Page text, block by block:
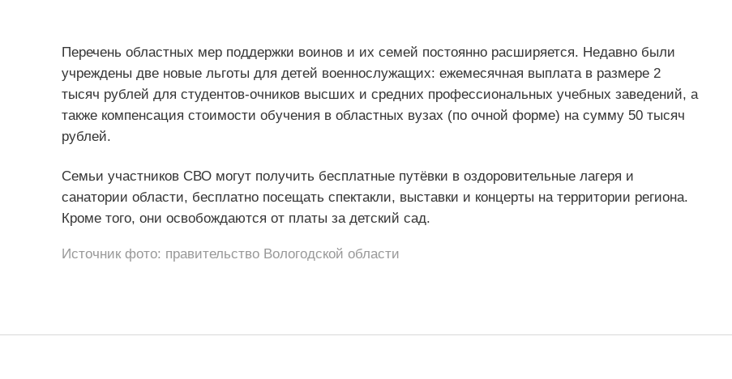
Перечень областных мер поддержки воинов и их семей постоянно расширяется. Недавно были
учреждены две новые льготы для детей военнослужащих: ежемесячная выплата в размере 2
тысяч рублей для студентов-очников высших и средних профессиональных учебных заведений, а
также компенсация стоимости обучения в областных вузах (по очной форме) на сумму 50 тысяч
рублей.
Семьи участников СВО могут получить бесплатные путёвки в оздоровительные лагеря и
санатории области, бесплатно посещать спектакли, выставки и концерты на территории региона.
Кроме того, они освобождаются от платы за детский сад.
Источник фото: правительство Вологодской области